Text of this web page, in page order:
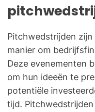
Pitchwedstrijden
manier om
Deze evenementen
om hun ideeën te
potentiële
tijd. Pitchwedstrijden